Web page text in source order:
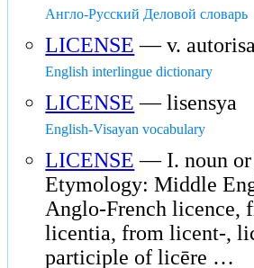
Англо-Русский Деловой словарь
LICENSE — v.
English interlingue dictionary
LICENSE — lisensya
English-Visayan vocabulary
LICENSE — I. noun or
Etymology: Middle
Anglo-French licence,
licentia, from licent-,
participle of licēre …